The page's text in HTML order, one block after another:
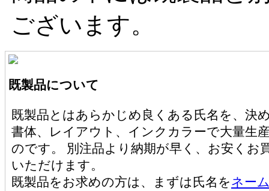
ございます。
既製品について
既製品とはあらかじめ良くある氏名を、決
書体、レイアウト、インクカラーで大量生
のです。 別注品より納期が早く、お安くお
いただけます。
既製品をお求めの方は、まずは氏名をネー